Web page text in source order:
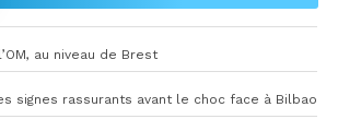
au niveau de Brest
signes rassurants avant le choc face à Bilbao